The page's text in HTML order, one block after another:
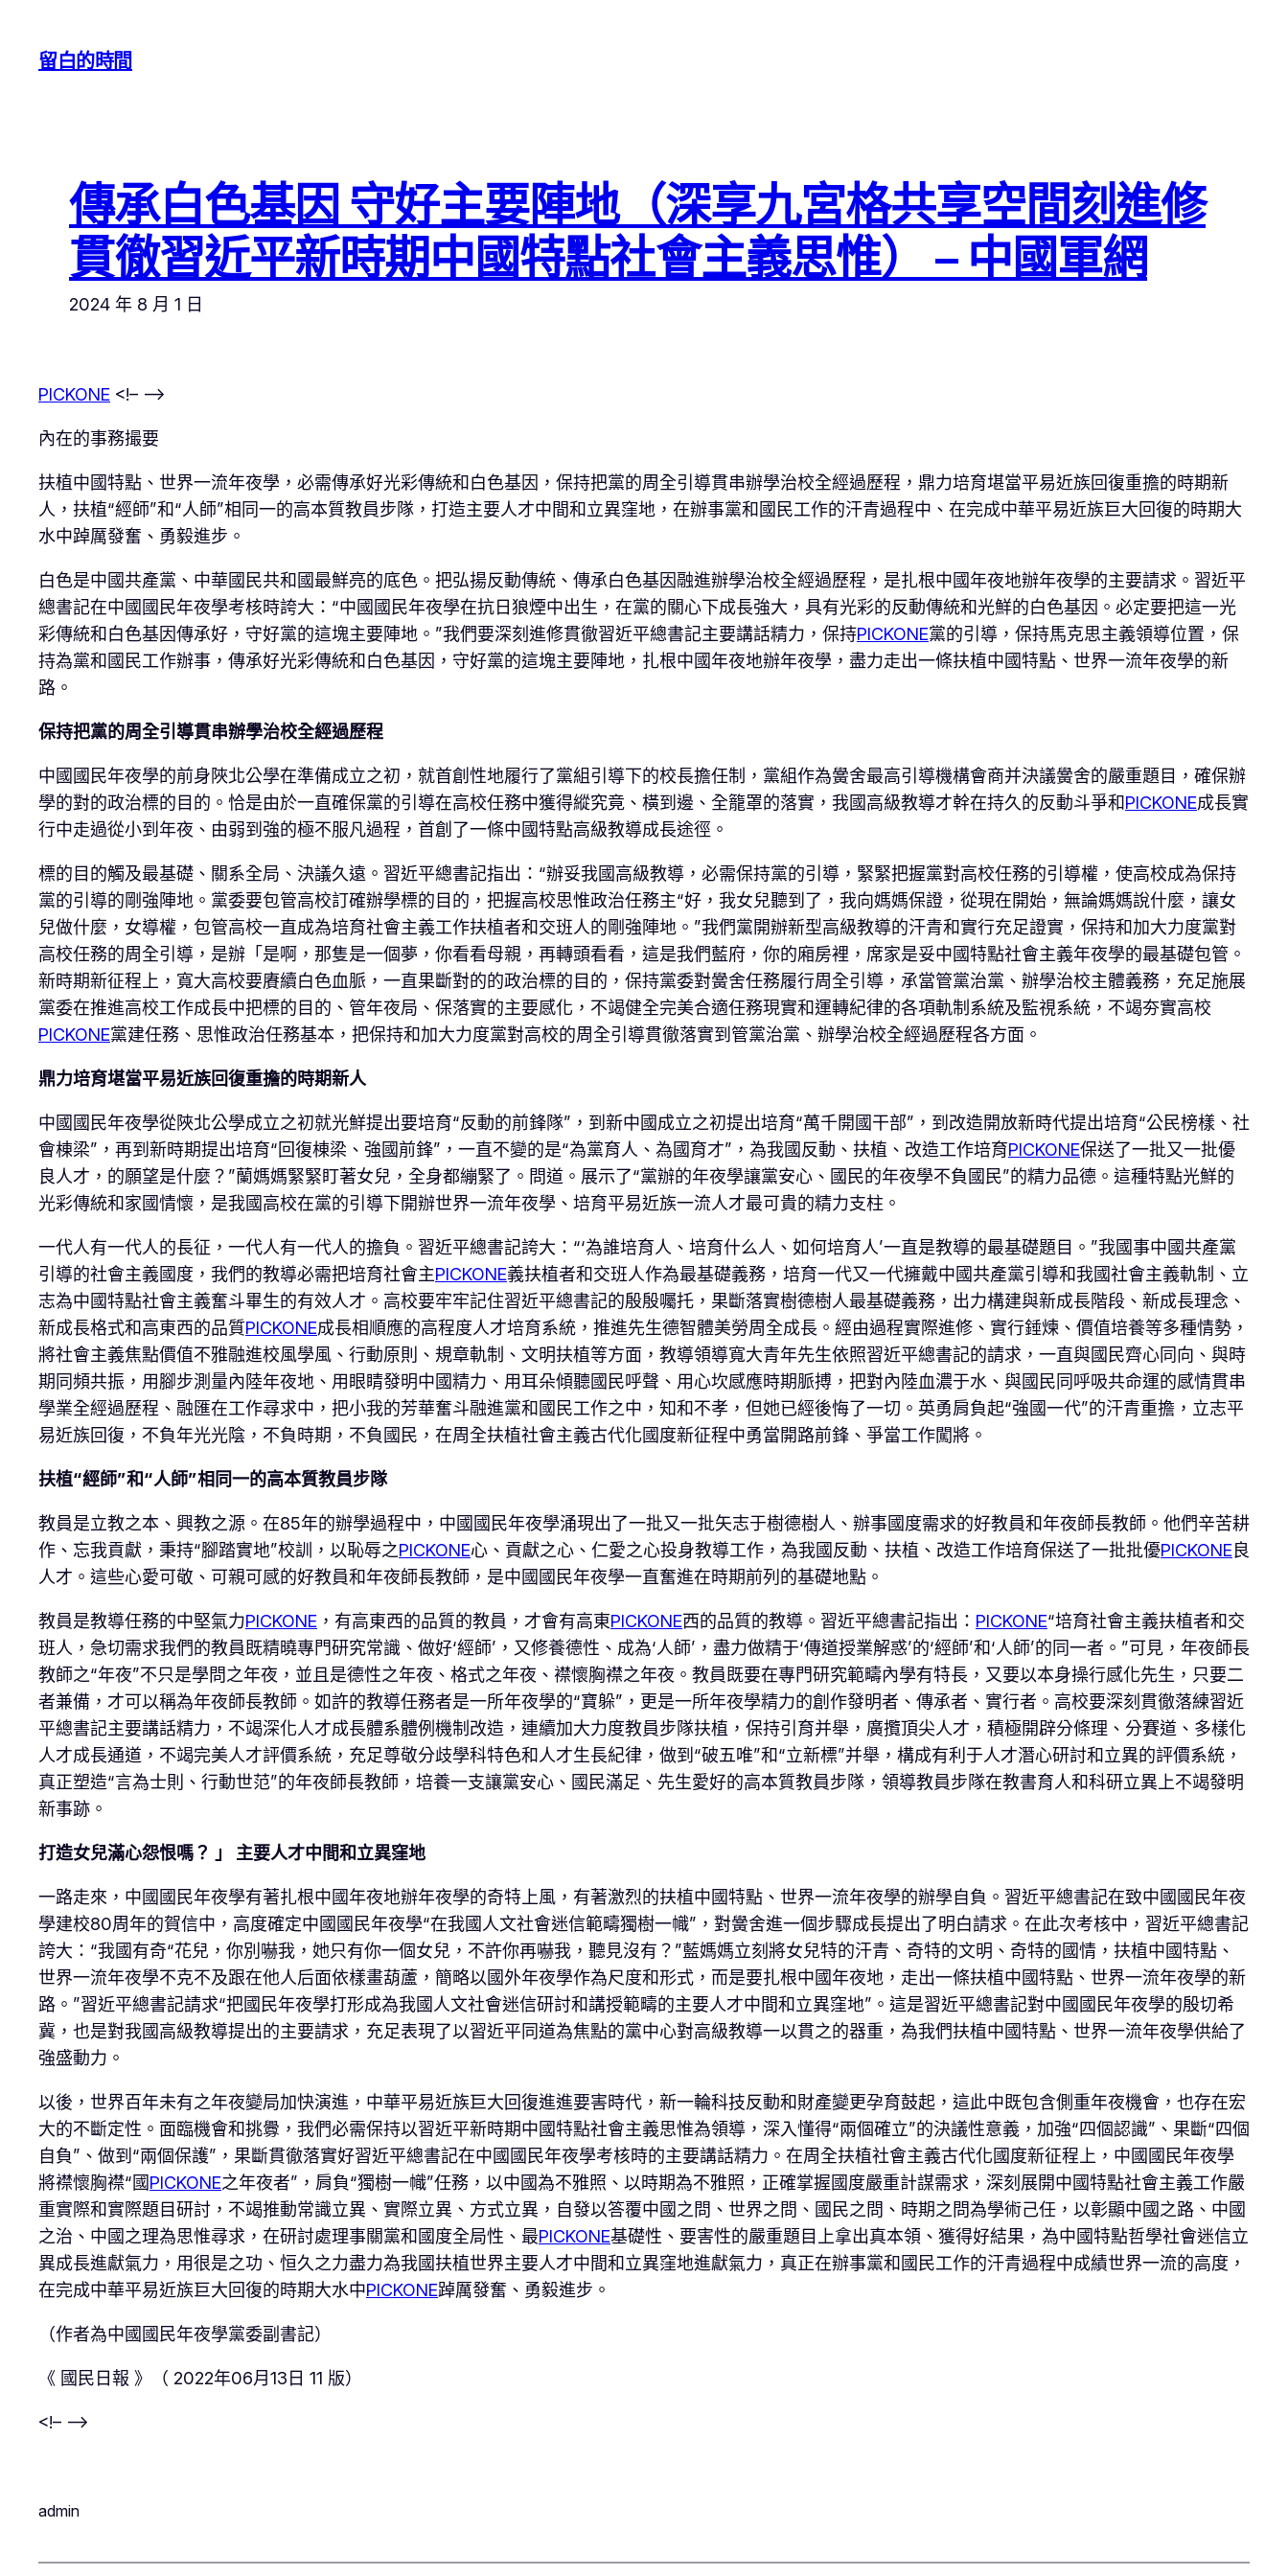
留白的時間
傳承白色基因 守好主要陣地（深享九宮格共享空間刻進修
貫徹習近平新時期中國特點社會主義思惟） – 中國軍網
2024 年 8 月 1 日
PICKONE <!– –>
內在的事務撮要
扶植中國特點、世界一流年夜學，必需傳承好光彩傳統和白色基因，保持把黨的周全引導貫串辦學治校全經過歷程，鼎力培育堪當平易近族回復重擔的時期新
人，扶植“經師”和“人師”相同一的高本質教員步隊，打造主要人才中間和立異窪地，在辦事黨和國民工作的汗青過程中、在完成中華平易近族巨大回復的時期大
水中踔厲發奮、勇毅進步。
白色是中國共產黨、中華國民共和國最鮮亮的底色。把弘揚反動傳統、傳承白色基因融進辦學治校全經過歷程，是扎根中國年夜地辦年夜學的主要請求。習近平
總書記在中國國民年夜學考核時誇大：“中國國民年夜學在抗日狼煙中出生，在黨的關心下成長強大，具有光彩的反動傳統和光鮮的白色基因。必定要把這一光
彩傳統和白色基因傳承好，守好黨的這塊主要陣地。”我們要深刻進修貫徹習近平總書記主要講話精力，保持PICKONE黨的引導，保持馬克思主義領導位置，保
持為黨和國民工作辦事，傳承好光彩傳統和白色基因，守好黨的這塊主要陣地，扎根中國年夜地辦年夜學，盡力走出一條扶植中國特點、世界一流年夜學的新
路。
保持把黨的周全引導貫串辦學治校全經過歷程
中國國民年夜學的前身陜北公學在準備成立之初，就首創性地履行了黨組引導下的校長擔任制，黨組作為黌舍最高引導機構會商并決議黌舍的嚴重題目，確保辦
學的對的政治標的目的。恰是由於一直確保黨的引導在高校任務中獲得縱究竟、橫到邊、全籠罩的落實，我國高級教導才幹在持久的反動斗爭和PICKONE成長實
行中走過從小到年夜、由弱到強的極不服凡過程，首創了一條中國特點高級教導成長途徑。
標的目的觸及最基礎、關系全局、決議久遠。習近平總書記指出：“辦妥我國高級教導，必需保持黨的引導，緊緊把握黨對高校任務的引導權，使高校成為保持
黨的引導的剛強陣地。黨委要包管高校訂確辦學標的目的，把握高校思惟政治任務主“好，我女兒聽到了，我向媽媽保證，從現在開始，無論媽媽說什麼，讓女
兒做什麼，女導權，包管高校一直成為培育社會主義工作扶植者和交班人的剛強陣地。”我們黨開辦新型高級教導的汗青和實行充足證實，保持和加大力度黨對
高校任務的周全引導，是辦「是啊，那隻是一個夢，你看看母親，再轉頭看看，這是我們藍府，你的廂房裡，席家是妥中國特點社會主義年夜學的最基礎包管。
新時期新征程上，寬大高校要賡續白色血脈，一直果斷對的的政治標的目的，保持黨委對黌舍任務履行周全引導，承當管黨治黨、辦學治校主體義務，充足施展
黨委在推進高校工作成長中把標的目的、管年夜局、保落實的主要感化，不竭健全完美合適任務現實和運轉紀律的各項軌制系統及監視系統，不竭夯實高校
PICKONE黨建任務、思惟政治任務基本，把保持和加大力度黨對高校的周全引導貫徹落實到管黨治黨、辦學治校全經過歷程各方面。
鼎力培育堪當平易近族回復重擔的時期新人
中國國民年夜學從陜北公學成立之初就光鮮提出要培育“反動的前鋒隊”，到新中國成立之初提出培育“萬千開國干部”，到改造開放新時代提出培育“公民榜樣、社
會棟梁”，再到新時期提出培育“回復棟梁、強國前鋒”，一直不變的是“為黨育人、為國育才”，為我國反動、扶植、改造工作培育PICKONE保送了一批又一批優
良人才，的願望是什麼？”蘭媽媽緊緊盯著女兒，全身都繃緊了。問道。展示了“黨辦的年夜學讓黨安心、國民的年夜學不負國民”的精力品德。這種特點光鮮的
光彩傳統和家國情懷，是我國高校在黨的引導下開辦世界一流年夜學、培育平易近族一流人才最可貴的精力支柱。
一代人有一代人的長征，一代人有一代人的擔負。習近平總書記誇大：“‘為誰培育人、培育什么人、如何培育人’一直是教導的最基礎題目。”我國事中國共產黨
引導的社會主義國度，我們的教導必需把培育社會主PICKONE義扶植者和交班人作為最基礎義務，培育一代又一代擁戴中國共產黨引導和我國社會主義軌制、立
志為中國特點社會主義奮斗畢生的有效人才。高校要牢牢記住習近平總書記的殷殷囑托，果斷落實樹德樹人最基礎義務，出力構建與新成長階段、新成長理念、
新成長格式和高東西的品質PICKONE成長相順應的高程度人才培育系統，推進先生德智體美勞周全成長。經由過程實際進修、實行錘煉、價值培養等多種情勢，
將社會主義焦點價值不雅融進校風學風、行動原則、規章軌制、文明扶植等方面，教導領導寬大青年先生依照習近平總書記的請求，一直與國民齊心同向、與時
期同頻共振，用腳步測量內陸年夜地、用眼睛發明中國精力、用耳朵傾聽國民呼聲、用心坎感應時期脈搏，把對內陸血濃于水、與國民同呼吸共命運的感情貫串
學業全經過歷程、融匯在工作尋求中，把小我的芳華奮斗融進黨和國民工作之中，知和不孝，但她已經後悔了一切。英勇肩負起“強國一代”的汗青重擔，立志平
易近族回復，不負年光光陰，不負時期，不負國民，在周全扶植社會主義古代化國度新征程中勇當開路前鋒、爭當工作闖將。
扶植“經師”和“人師”相同一的高本質教員步隊
教員是立教之本、興教之源。在85年的辦學過程中，中國國民年夜學涌現出了一批又一批矢志于樹德樹人、辦事國度需求的好教員和年夜師長教師。他們辛苦耕
作、忘我貢獻，秉持“腳踏實地”校訓，以恥辱之PICKONE心、貢獻之心、仁愛之心投身教導工作，為我國反動、扶植、改造工作培育保送了一批批優PICKONE良
人才。這些心愛可敬、可親可感的好教員和年夜師長教師，是中國國民年夜學一直奮進在時期前列的基礎地點。
教員是教導任務的中堅氣力PICKONE ，有高東西的品質的教員，才會有高東PICKONE西的品質的教導。習近平總書記指出： PICKONE“培育社會主義扶植者和交
班人，急切需求我們的教員既精曉專門研究常識、做好‘經師’，又修養德性、成為‘人師’，盡力做精于‘傳道授業解惑’的‘經師’和‘人師’的同一者。”可見，年夜師長
教師之“年夜”不只是學問之年夜，並且是德性之年夜、格式之年夜、襟懷胸襟之年夜。教員既要在專門研究範疇內學有特長，又要以本身操行感化先生，只要二
者兼備，才可以稱為年夜師長教師。如許的教導任務者是一所年夜學的“寶躲”，更是一所年夜學精力的創作發明者、傳承者、實行者。高校要深刻貫徹落練習近
平總書記主要講話精力，不竭深化人才成長體系體例機制改造，連續加大力度教員步隊扶植，保持引育并舉，廣攬頂尖人才，積極開辟分條理、分賽道、多樣化
人才成長通道，不竭完美人才評價系統，充足尊敬分歧學科特色和人才生長紀律，做到“破五唯”和“立新標”并舉，構成有利于人才潛心研討和立異的評價系統，
真正塑造“言為士則、行動世范”的年夜師長教師，培養一支讓黨安心、國民滿足、先生愛好的高本質教員步隊，領導教員步隊在教書育人和科研立異上不竭發明
新事跡。
打造女兒滿心怨恨嗎？ 」 主要人才中間和立異窪地
一路走來，中國國民年夜學有著扎根中國年夜地辦年夜學的奇特上風，有著激烈的扶植中國特點、世界一流年夜學的辦學自負。習近平總書記在致中國國民年夜
學建校80周年的賀信中，高度確定中國國民年夜學“在我國人文社會迷信範疇獨樹一幟”，對黌舍進一個步驟成長提出了明白請求。在此次考核中，習近平總書記
誇大：“我國有奇“花兒，你別嚇我，她只有你一個女兒，不許你再嚇我，聽見沒有？”藍媽媽立刻將女兒特的汗青、奇特的文明、奇特的國情，扶植中國特點、
世界一流年夜學不克不及跟在他人后面依樣畫葫蘆，簡略以國外年夜學作為尺度和形式，而是要扎根中國年夜地，走出一條扶植中國特點、世界一流年夜學的新
路。”習近平總書記請求“把國民年夜學打形成為我國人文社會迷信研討和講授範疇的主要人才中間和立異窪地”。這是習近平總書記對中國國民年夜學的殷切希
冀，也是對我國高級教導提出的主要請求，充足表現了以習近平同道為焦點的黨中心對高級教導一以貫之的器重，為我們扶植中國特點、世界一流年夜學供給了
強盛動力。
以後，世界百年未有之年夜變局加快演進，中華平易近族巨大回復進進要害時代，新一輪科技反動和財產變更孕育鼓起，這此中既包含側重年夜機會，也存在宏
大的不斷定性。面臨機會和挑釁，我們必需保持以習近平新時期中國特點社會主義思惟為領導，深入懂得“兩個確立”的決議性意義，加強“四個認識”、果斷“四個
自負”、做到“兩個保護”，果斷貫徹落實好習近平總書記在中國國民年夜學考核時的主要講話精力。在周全扶植社會主義古代化國度新征程上，中國國民年夜學
將襟懷胸襟“國PICKONE之年夜者”，肩負“獨樹一幟”任務，以中國為不雅照、以時期為不雅照，正確掌握國度嚴重計謀需求，深刻展開中國特點社會主義工作嚴
重實際和實際題目研討，不竭推動常識立異、實際立異、方式立異，自發以答覆中國之問、世界之問、國民之問、時期之問為學術己任，以彰顯中國之路、中國
之治、中國之理為思惟尋求，在研討處理事關黨和國度全局性、最PICKONE基礎性、要害性的嚴重題目上拿出真本領、獲得好結果，為中國特點哲學社會迷信立
異成長進獻氣力，用很是之功、恒久之力盡力為我國扶植世界主要人才中間和立異窪地進獻氣力，真正在辦事黨和國民工作的汗青過程中成績世界一流的高度，
在完成中華平易近族巨大回復的時期大水中PICKONE踔厲發奮、勇毅進步。
（作者為中國國民年夜學黨委副書記）
《 國民日報 》（ 2022年06月13日 11 版）
<!– –>
admin